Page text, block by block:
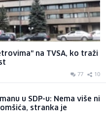
na TVSA, ko traži
77 10
u SDP-u: Nema više ni
stranka je